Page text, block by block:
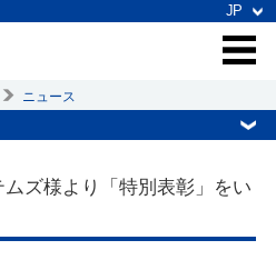
ニュース
ズ様より「特別表彰」をい